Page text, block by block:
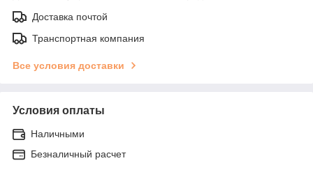
Доставка почтой
Транспортная компания
Все условия доставки
Условия оплаты
Наличными
Безналичный расчет